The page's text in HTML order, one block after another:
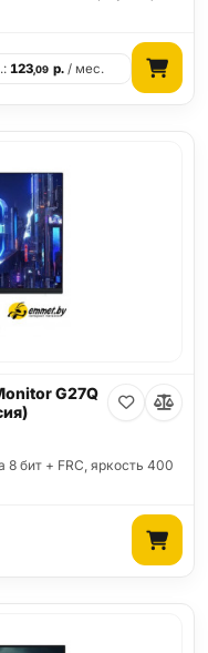
123,09 р./ мес.
G27Q
8 бит + FRC, яркость 400